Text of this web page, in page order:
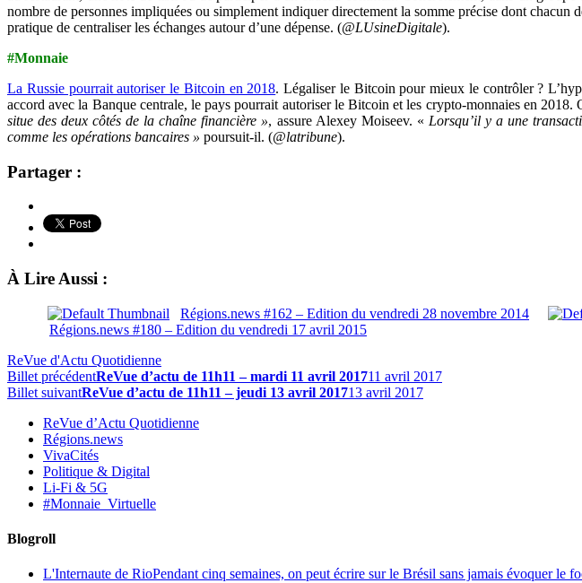
nombre de personnes impliquées ou simplement indiquer directement la somme précise dont chacun
pratique de centraliser les échanges autour d’une dépense. (@LUsineDigitale).
#Monnaie
La Russie pourrait autoriser le Bitcoin en 2018. Légaliser le Bitcoin pour mieux le contrôler ?
accord avec la Banque centrale, le pays pourrait autoriser le Bitcoin et les crypto-monnaies en
situe des deux côtés de la chaîne financière », assure Alexey Moiseev. « Lorsqu’il y a une
comme les opérations bancaires » poursuit-il. (@latribune).
Partager :
À Lire Aussi :
Régions.news #162 – Edition du vendredi 28 novembre 2014
Régions.news #180 – Edition du vendredi 17 avril 2015
ReVue d'Actu Quotidienne
Billet précédentReVue d’actu de 11h11 – mardi 11 avril 201711 avril 2017
Billet suivantReVue d’actu de 11h11 – jeudi 13 avril 201713 avril 2017
ReVue d’Actu Quotidienne
Régions.news
VivaCités
Politique & Digital
Li-Fi & 5G
#Monnaie_Virtuelle
Blogroll
L'Internaute de RioPendant cinq semaines, on peut écrire sur le Brésil sans jamais évoquer le